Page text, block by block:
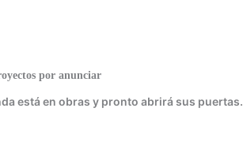
por anunciar
está en obras y pronto abrirá sus puertas.